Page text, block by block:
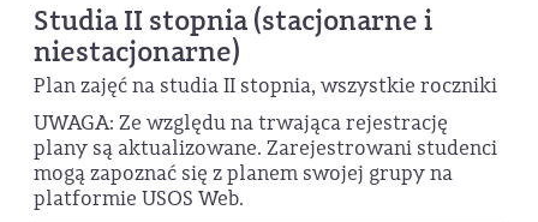
Studia II stopnia (stacjonarne i
niestacjonarne)
Plan zajęć na studia II stopnia, wszystkie roczniki
UWAGA: Ze względu na trwająca rejestrację
plany są aktualizowane. Zarejestrowani studenci
mogą zapoznać się z planem swojej grupy na
platformie USOS Web.